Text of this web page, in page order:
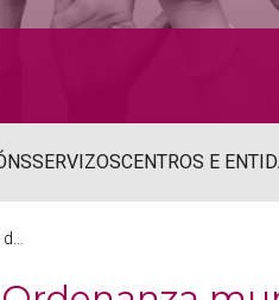
SERVIZOSCENTROS E
Consulta pública sobre a Ordenanza de teleasistencia domiciliaria